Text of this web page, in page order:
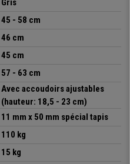
couleurs
Gris
45 - 58 cm
46 cm
45 cm
57 - 63 cm
Avec accoudoirs ajustables
(hauteur: 18,5 - 23 cm)
11 mm x 50 mm spécial tapis
110 kg
15 kg